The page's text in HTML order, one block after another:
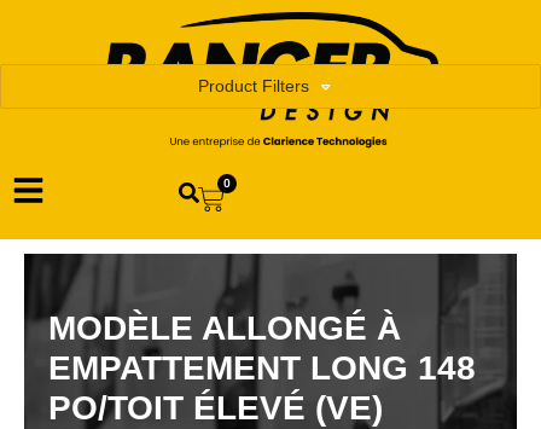
0
MODÈLE ALLONGÉ À
EMPATTEMENT LONG 148
PO/TOIT ÉLEVÉ (VE)
Product Filters